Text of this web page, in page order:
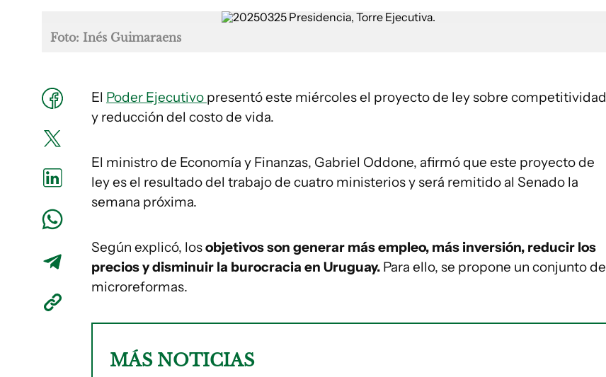
Foto: Inés Guimaraens
El Poder Ejecutivo presentó este miércoles el proyecto de ley sobre competitividad
y reducción del costo de vida.
El ministro de Economía y Finanzas, Gabriel Oddone, afirmó que este proyecto de
ley es el resultado del trabajo de cuatro ministerios y será remitido al Senado la
semana próxima.
Según explicó, losobjetivos son generar más empleo, más inversión, reducir los
precios y disminuir la burocracia en Uruguay. Para ello, se propone un conjunto de
microreformas.
MÁS NOTICIAS